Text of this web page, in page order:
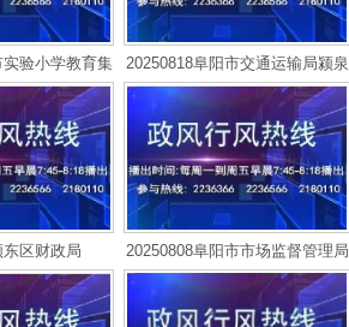
验小学教育集
20250818阜阳市交通运输局颍泉
分局
区财政局 20250808阜阳市市场监督管理局